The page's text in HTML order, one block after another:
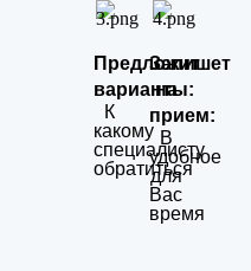
Предложит
варианты:
К
какому
специалисту
обратиться
Запишет
на
прием:
В
удобное
для
Вас
время